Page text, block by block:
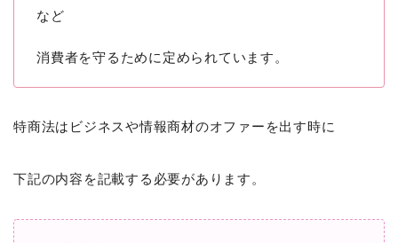
など
消費者を守るために定められています。
特商法はビジネスや情報商材のオファーを出す時に
下記の内容を記載する必要があります。